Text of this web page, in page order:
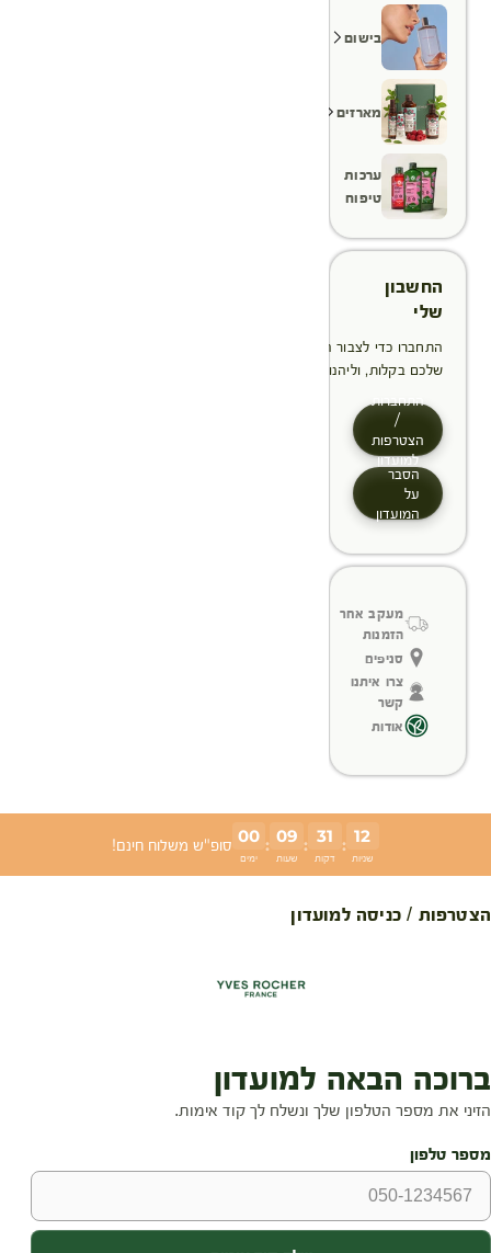
בישום
מארזים
ערכות
טיפוח
החשבון
שלי
התחברו כדי לצבור הטבות, לנהל ולעקוב אחר ההזמנות
שלכם בקלות, וליהנות מתהליך תשלום מהיר יותר
התחברות
/
הצטרפות
למועדון
הסבר
על
המועדון
מעקב אחר
הזמנות
סניפים
צרו איתנו
קשר
אודות
00
ימים
: 09
שעות
: 31
דקות
: 11
שניות
סופ"ש משלוח חינם!
הצטרפות / כניסה למועדון